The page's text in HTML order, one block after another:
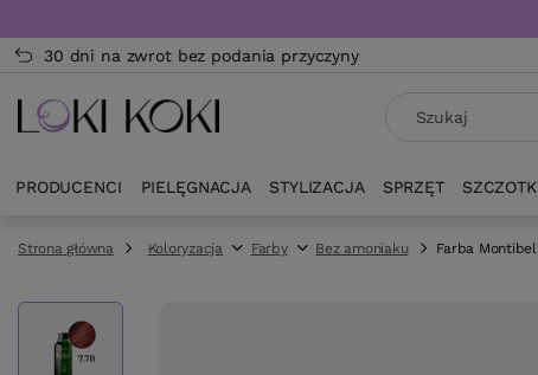
30 dni na zwrot bez podania przyczyny
PRODUCENCI PIELĘGNACJA STYLIZACJA SPRZĘT
Strona główna Koloryzacja Farby Bez amoniaku Farba